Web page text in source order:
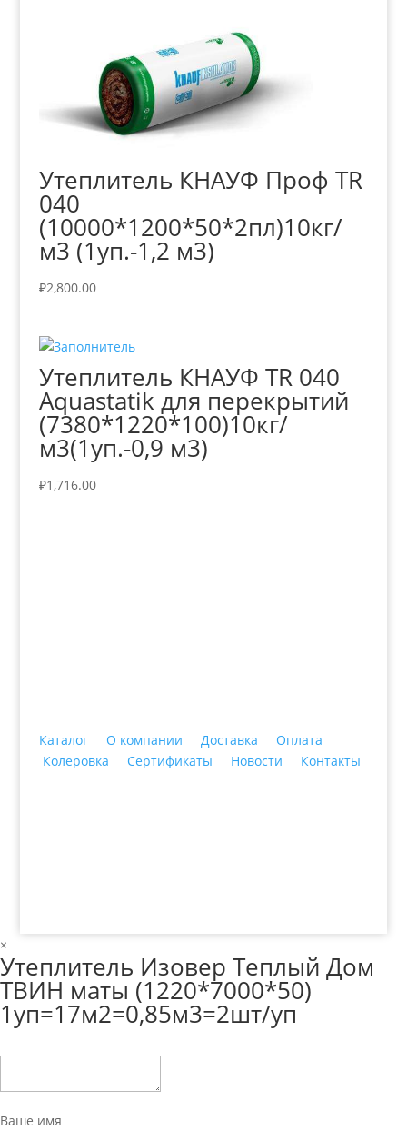
Утеплитель КНАУФ Проф TR
040
(10000*1200*50*2пл)10кг/
м3 (1уп.-1,2 м3)
₽2,800.00
Утеплитель КНАУФ TR 040
Aquastatik для перекрытий
(7380*1220*100)10кг/
м3(1уп.-0,9 м3)
₽1,716.00
Каталог О компании Доставка
Оплата
Колеровка
Сертификаты Новости Контакты
×
Утеплитель Изовер Теплый Дом
ТВИН маты (1220*7000*50)
1уп=17м2=0,85м3=2шт/уп
Ваше имя